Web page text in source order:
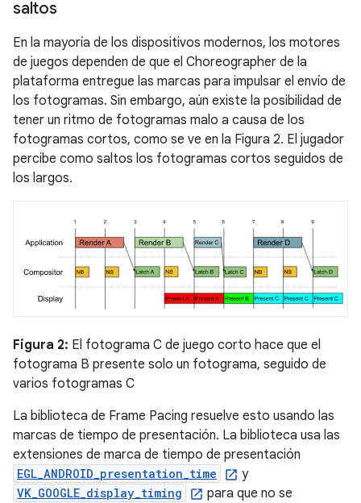
saltos
En la mayoría de los dispositivos modernos, los motores
de juegos dependen de que el Choreographer de la
plataforma entregue las marcas para impulsar el envío de
los fotogramas. Sin embargo, aún existe la posibilidad de
tener un ritmo de fotogramas malo a causa de los
fotogramas cortos, como se ve en la Figura 2. El jugador
percibe como saltos los fotogramas cortos seguidos de
los largos.
Figura 2: El fotograma C de juego corto hace que el
fotograma B presente solo un fotograma, seguido de
varios fotogramas C
La biblioteca de Frame Pacing resuelve esto usando las
marcas de tiempo de presentación. La biblioteca usa las
extensiones de marca de tiempo de presentación
EGL_ANDROID_presentation_time y
VK_GOOGLE_display_timing
para que no se